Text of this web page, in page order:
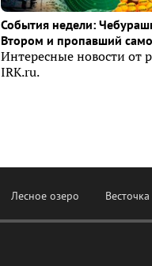
События недели:
Втором и пропавший
Интересные новости от
IRK.ru.
Лесное озеро